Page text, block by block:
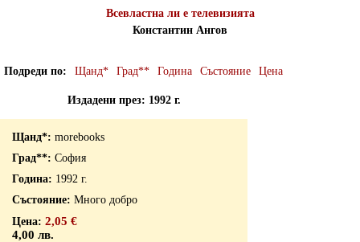
Всевластна ли е телевизията
Константин Ангов
Подреди по Щанд* Град** Година Състояние Цена
Издадени през: 1992 г.
morebooks
София
1992 г.
Много добро
2,05 €
4,00 лв.